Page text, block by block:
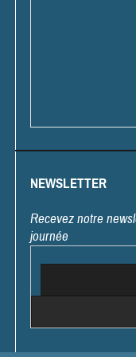
NEWSLETTER
Recevez notre
journée